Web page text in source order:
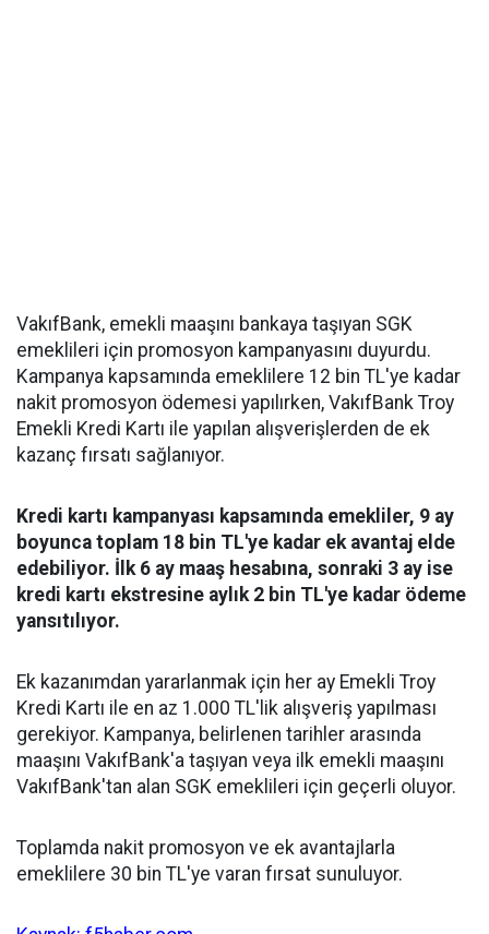
VakıfBank, emekli maaşını bankaya taşıyan SGK
emeklileri için promosyon kampanyasını duyurdu.
Kampanya kapsamında emeklilere 12 bin TL'ye kadar
nakit promosyon ödemesi yapılırken, VakıfBank Troy
Emekli Kredi Kartı ile yapılan alışverişlerden de ek
kazanç fırsatı sağlanıyor.
Kredi kartı kampanyası kapsamında emekliler, 9 ay
boyunca toplam 18 bin TL'ye kadar ek avantaj elde
edebiliyor. İlk 6 ay maaş hesabına, sonraki 3 ay ise
kredi kartı ekstresine aylık 2 bin TL'ye kadar ödeme
yansıtılıyor.
Ek kazanımdan yararlanmak için her ay Emekli Troy
Kredi Kartı ile en az 1.000 TL'lik alışveriş yapılması
gerekiyor. Kampanya, belirlenen tarihler arasında
maaşını VakıfBank'a taşıyan veya ilk emekli maaşını
VakıfBank'tan alan SGK emeklileri için geçerli oluyor.
Toplamda nakit promosyon ve ek avantajlarla
emeklilere 30 bin TL'ye varan fırsat sunuluyor.